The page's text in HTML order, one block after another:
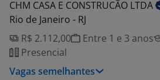
CHM CASA E CONSTRUCÃO LTDA
Rio de Janeiro - RJ
R$ 2.112,00
Entre 1 e 3 anos
Presencial
Vagas semelhantes